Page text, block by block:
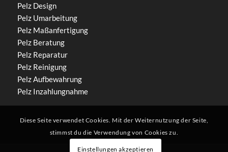
Pelz Design
Pelz Umarbeitung
Pelz Maßanfertigung
Pelz Beratung
Pelz Reparatur
Pelz Reinigung
Pelz Aufbewahrung
Pelz Inzahlungnahme
Diese Seite verwendet Cookies. Mit der Weiternutzung der Seite,
stimmst du die Verwendung von Cookies zu.
Einstellungen akzeptieren